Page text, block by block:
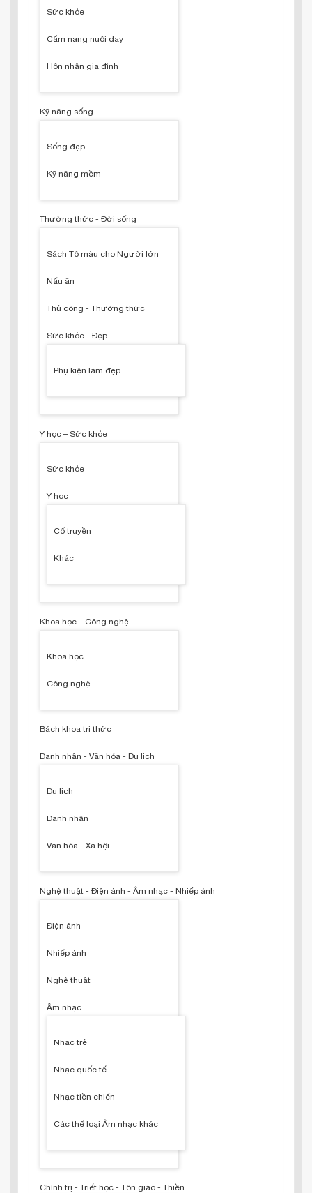
Sức khỏe
Cẩm nang nuôi dạy
Hôn nhân gia đình
Kỹ năng sống
Sống đẹp
Kỹ năng mềm
Thường thức - Đời sống
Sách Tô màu cho Người lớn
Nấu ăn
Thủ công - Thường thức
Sức khỏe - Đẹp
Phụ kiện làm đẹp
Y học – Sức khỏe
Sức khỏe
Y học
Cổ truyền
Khác
Khoa học – Công nghệ
Khoa học
Công nghệ
Bách khoa tri thức
Danh nhân - Văn hóa - Du lịch
Du lịch
Danh nhân
Văn hóa - Xã hội
Nghệ thuật - Điện ảnh - Âm nhạc - Nhiếp ảnh
Điện ảnh
Nhiếp ảnh
Nghệ thuật
Âm nhạc
Nhạc trẻ
Nhạc quốc tế
Nhạc tiền chiến
Các thể loại Âm nhạc khác
Chính trị - Triết học - Tôn giáo - Thiền